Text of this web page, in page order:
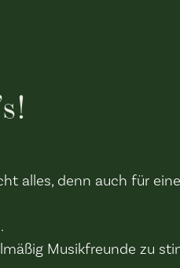
alles, denn auch für
Musikfreunde zu